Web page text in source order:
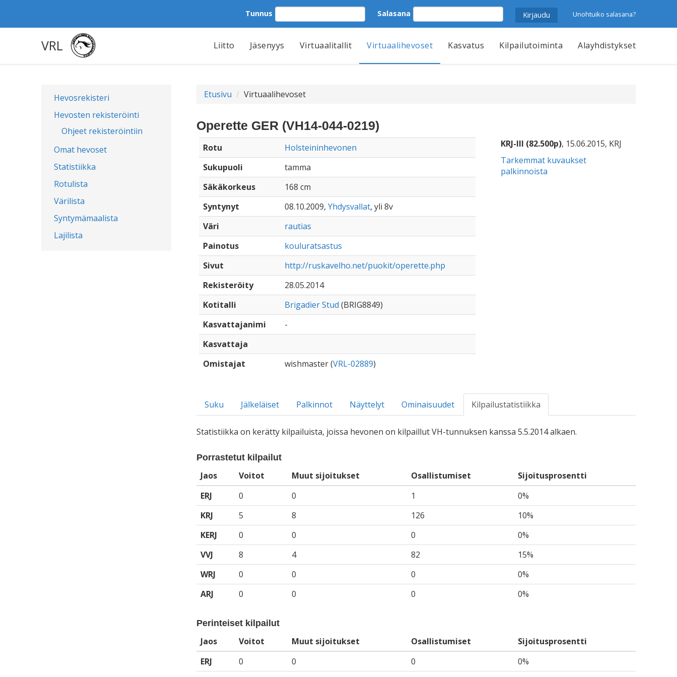
Tunnus Salasana Unohtuiko salasana?
VRL Liitto Jäsenyys Virtuaalitallit Virtuaalihevoset Kasvatus Kilpailutoiminta Alayhdistykset
Hevosrekisteri
Hevosten rekisteröinti
Ohjeet rekisteröintiin
Omat hevoset
Statistiikka
Rotulista
Värilista
Syntymämaalista
Lajilista
Etusivu Virtuaalihevoset
Operette GER (VH14-044-0219)
Rotu
Holsteininhevonen
Sukupuoli
tamma
Säkäkorkeus
168 cm
Syntynyt
08.10.2009, Yhdysvallat, yli 8v
Väri
rautias
Painotus
kouluratsastus
Sivut
http://ruskavelho.net/puokit/operette.php
Rekisteröity
28.05.2014
Kotitalli
Brigadier Stud (BRIG8849)
Kasvattajanimi
-
Kasvattaja
Omistajat
wishmaster (VRL-02889)
KRJ-III (82.500p), 15.06.2015, KRJ
Tarkemmat kuvaukset
palkinnoista
Suku Jälkeläiset Palkinnot Näyttelyt Ominaisuudet Kilpailustatistiikka
Statistiikka on kerätty kilpailuista, joissa hevonen on kilpaillut VH-tunnuksen kanssa 5.5.2014 alkaen.
Porrastetut kilpailut
Jaos Voitot Muut sijoitukset Osallistumiset
Sijoitusprosentti
ERJ
0 0 1
0%
KRJ
5 8 126
10%
KERJ
0 0 0
0%
VVJ
8 4 82
15%
WRJ
0 0 0
0%
ARJ
0 0 0 0%
Perinteiset kilpailut
Jaos Voitot Muut sijoitukset Osallistumiset
Sijoitusprosentti
ERJ
0 0 0
0%